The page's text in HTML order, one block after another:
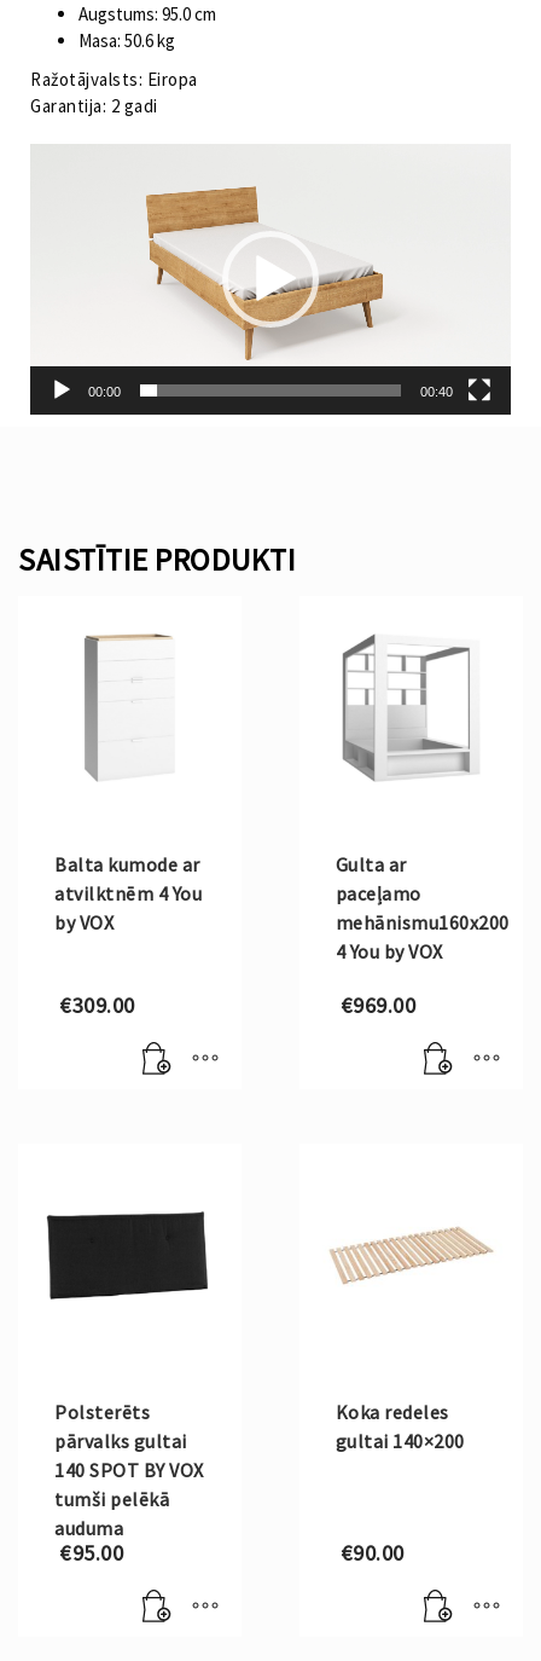
Augstums: 95.0 cm
Masa: 50.6 kg
Ražotājvalsts: Eiropa
Garantija: 2 gadi
00:00 00:40
SAISTĪTIE PRODUKTI
Balta kumode ar
atvilktnēm 4 You
by VOX
€309.00
Gulta ar
paceļamo
mehānismu160x200
4 You by VOX
€969.00
Polsterēts
pārvalks gultai
140 SPOT BY VOX
tumši pelēkā
auduma
€95.00
Koka redeles
gultai 140×200
€90.00